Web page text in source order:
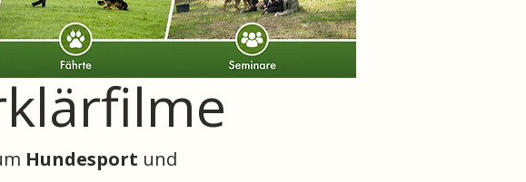
Hundesport und